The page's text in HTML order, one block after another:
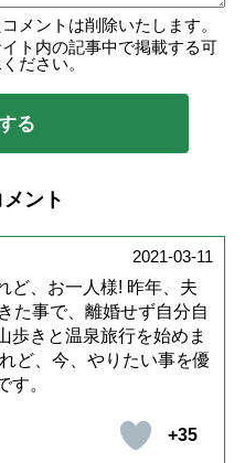
メントは削除いたします。
ト内の記事中で掲載する可
ださい。
ント
2021-03-11
ど、お一人様! 昨年、夫
た事で、離婚せず自分自
歩きと温泉旅行を始めま
ど、今、やりたい事を優
す。
+35